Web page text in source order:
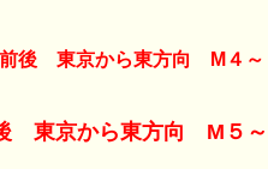
前後 東京から東方向 M４～
東京から東方向 M５～